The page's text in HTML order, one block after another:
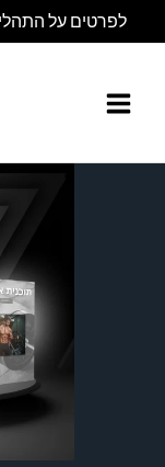
לתוכן
לפרטים על